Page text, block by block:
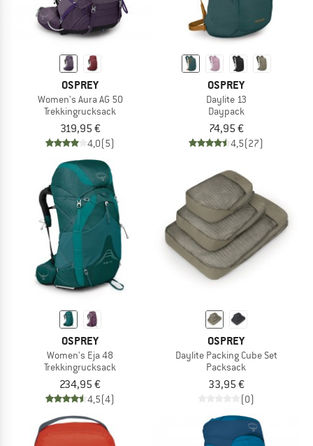
OSPREY
Women's Aura AG 50
Trekkingrucksack
319,95 €
4,0(5)
OSPREY
Daylite 13
Daypack
74,95 €
4,5(27)
OSPREY
Women's Eja 48
Trekkingrucksack
234,95 €
4,5(4)
OSPREY
Daylite Packing Cube Set
Packsack
33,95 €
(0)